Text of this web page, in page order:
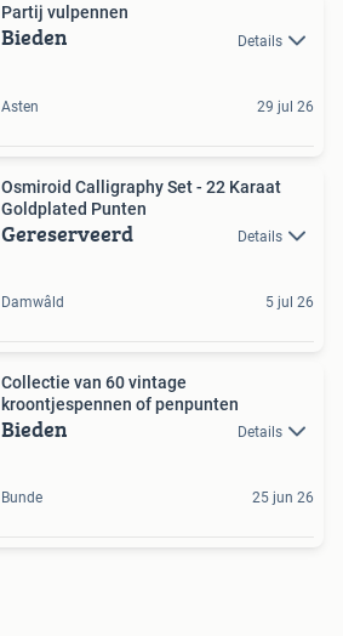
Partij vulpennen
Bieden Details
Asten 29 jul 26
Osmiroid Calligraphy Set - 22 Karaat
Goldplated Punten
Gereserveerd Details
Damwâld 5 jul 26
Collectie van 60 vintage
kroontjespennen of penpunten
Bieden Details
Bunde 25 jun 26